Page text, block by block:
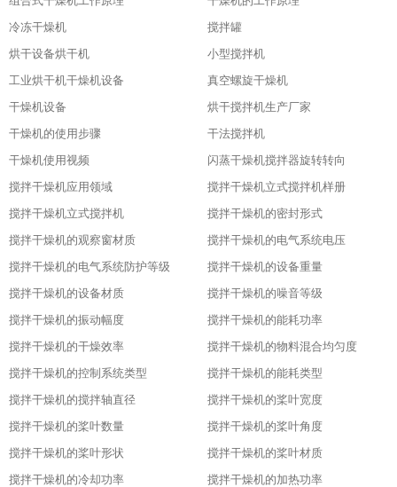
冷冻干燥机
搅拌罐
烘干设备烘干机
小型搅拌机
工业烘干机干燥机设备
真空螺旋干燥机
干燥机设备
烘干搅拌机生产厂家
干燥机的使用步骤
干法搅拌机
干燥机使用视频
闪蒸干燥机搅拌器旋转转向
搅拌干燥机应用领域
搅拌干燥机立式搅拌机样册
搅拌干燥机立式搅拌机
搅拌干燥机的密封形式
搅拌干燥机的观察窗材质
搅拌干燥机的电气系统电压
搅拌干燥机的电气系统防护等级
搅拌干燥机的设备重量
搅拌干燥机的设备材质
搅拌干燥机的噪音等级
搅拌干燥机的振动幅度
搅拌干燥机的能耗功率
搅拌干燥机的干燥效率
搅拌干燥机的物料混合均匀度
搅拌干燥机的控制系统类型
搅拌干燥机的能耗类型
搅拌干燥机的搅拌轴直径
搅拌干燥机的桨叶宽度
搅拌干燥机的桨叶数量
搅拌干燥机的桨叶角度
搅拌干燥机的桨叶形状
搅拌干燥机的桨叶材质
搅拌干燥机的冷却功率
搅拌干燥机的加热功率